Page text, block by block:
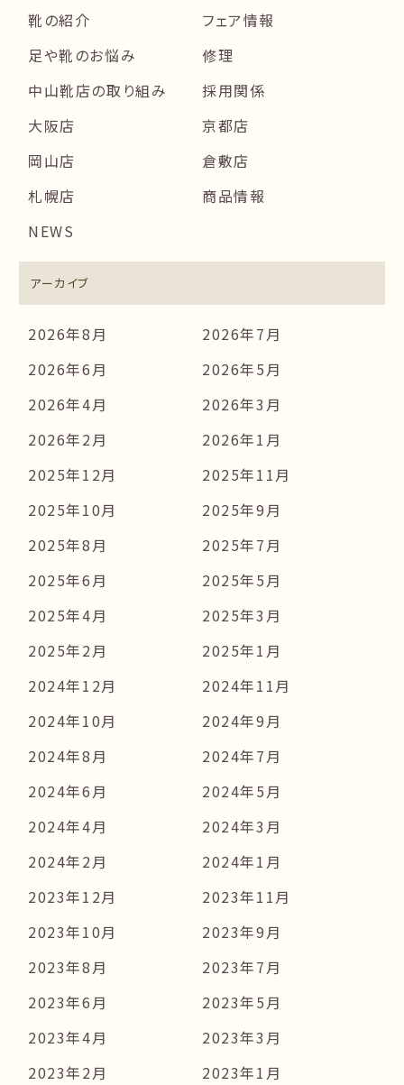
靴の紹介
フェア情報
足や靴のお悩み
修理
中山靴店の取り組み
採用関係
大阪店
京都店
岡山店
倉敷店
札幌店
商品情報
NEWS
アーカイブ
2026年8月
2026年7月
2026年6月
2026年5月
2026年4月
2026年3月
2026年2月
2026年1月
2025年12月
2025年11月
2025年10月
2025年9月
2025年8月
2025年7月
2025年6月
2025年5月
2025年4月
2025年3月
2025年2月
2025年1月
2024年12月
2024年11月
2024年10月
2024年9月
2024年8月
2024年7月
2024年6月
2024年5月
2024年4月
2024年3月
2024年2月
2024年1月
2023年12月
2023年11月
2023年10月
2023年9月
2023年8月
2023年7月
2023年6月
2023年5月
2023年4月
2023年3月
2023年2月
2023年1月